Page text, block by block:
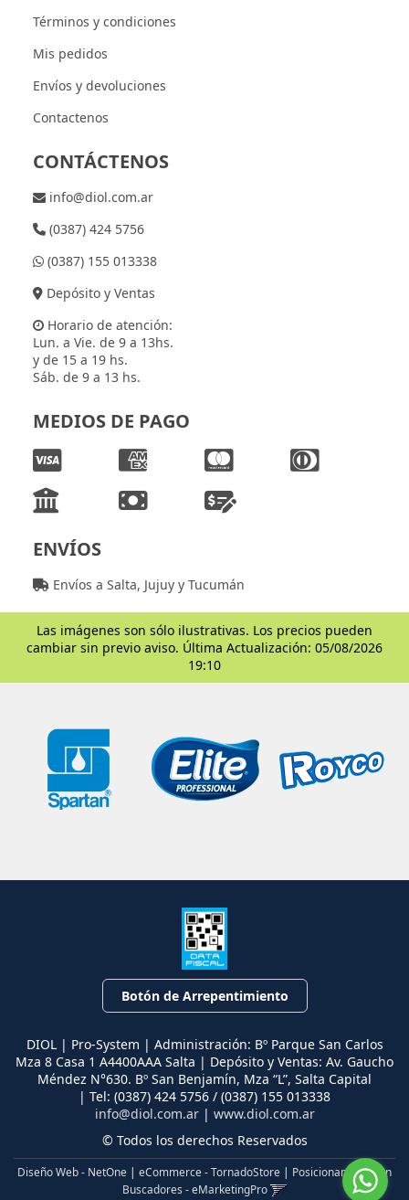
Términos y condiciones
Mis pedidos
Envíos y devoluciones
Contactenos
CONTÁCTENOS
info@diol.com.ar
(0387) 424 5756
(0387) 155 013338
Depósito y Ventas
Horario de atención:
Lun. a Vie. de 9 a 13hs.
y de 15 a 19 hs.
Sáb. de 9 a 13 hs.
MEDIOS DE PAGO
ENVÍOS
Envíos a Salta, Jujuy y Tucumán
Las imágenes son sólo ilustrativas. Los precios pueden
cambiar sin previo aviso. Última Actualización: 05/08/2026
19:10
Botón de Arrepentimiento
DIOL | Pro-System | Administración: Bº Parque San Carlos
Mza 8 Casa 1 A4400AAA Salta | Depósito y Ventas: Av. Gaucho
Méndez N°630. Bº San Benjamín, Mza “L”, Salta Capital
| Tel: (0387) 424 5756 / (0387) 155 013338
info@diol.com.ar| www.diol.com.ar
© Todos los derechos Reservados
Diseño Web - NetOne | eCommerce - TornadoStore | Posicionamiento en
Buscadores - eMarketingPro